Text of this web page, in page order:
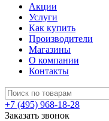
Акции
Услуги
Как купить
Производители
Магазины
О компании
Контакты
+7 (495) 968-18-28
Заказать звонок